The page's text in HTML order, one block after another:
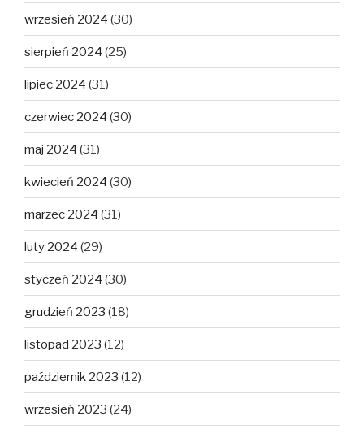
wrzesień 2024 (30)
sierpień 2024 (25)
lipiec 2024 (31)
czerwiec 2024 (30)
maj 2024 (31)
kwiecień 2024 (30)
marzec 2024 (31)
luty 2024 (29)
styczeń 2024 (30)
grudzień 2023 (18)
listopad 2023 (12)
październik 2023 (12)
wrzesień 2023 (24)